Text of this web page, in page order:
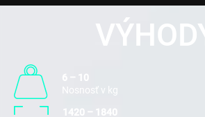
6 – 10
Nosnosť v kg
1420 – 1840